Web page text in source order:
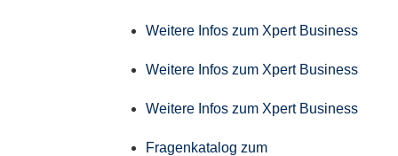
Weitere Infos zum Xpert Business
Weitere Infos zum Xpert Business
Weitere Infos zum Xpert Business
Fragenkatalog zum